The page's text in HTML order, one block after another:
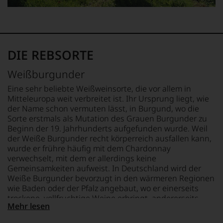
verzichten,
finden
an
jedem
Wein
auch
unsere
Tesdorpf-
Bewertung.
Wir
beurteilen
unsere
Weine
nach
dem
bekannten
und
bewährten
100-
Punkte-
DIE REBSORTE
Weißburgunder
Eine sehr beliebte Weißweinsorte, die vor allem in
Mitteleuropa weit verbreitet ist. Ihr Ursprung liegt, wie
der Name schon vermuten lässt, in Burgund, wo die
Sorte erstmals als Mutation des Grauen Burgunder zu
Beginn der 19. Jahrhunderts aufgefunden wurde. Weil
der Weiße Burgunder recht körperreich ausfallen kann,
wurde er frühre häufig mit dem Chardonnay
verwechselt, mit dem er allerdings keine
Gemeinsamkeiten aufweist. In Deutschland wird der
Weiße Burgunder bevorzugt in den wärmeren Regionen
wie Baden oder der Pfalz angebaut, wo er einerseits
trockene, vollfruchtige Weine erbringt, andererseits
aber wegen seines recht vollen Körpers auch für den
Mehr lesen